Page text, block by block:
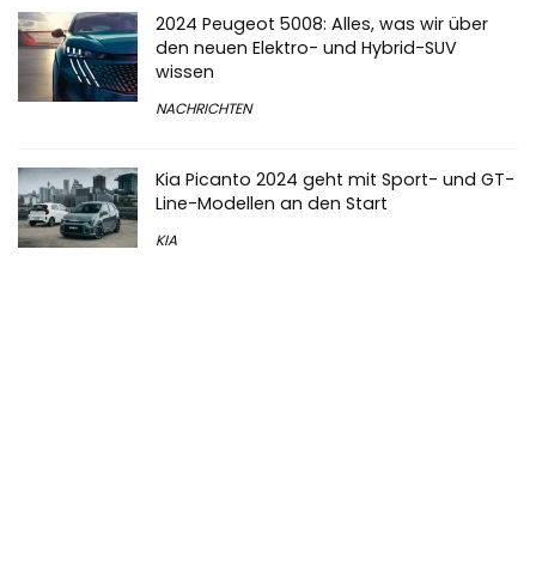
2024 Peugeot 5008: Alles, was wir über
den neuen Elektro- und Hybrid-SUV
wissen
NACHRICHTEN
Kia Picanto 2024 geht mit Sport- und GT-
Line-Modellen an den Start
KIA